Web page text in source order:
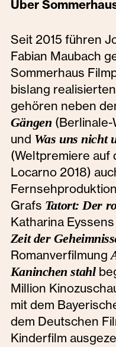
Über
Seit 2015 führen
Fabian Maubach
Sommerhaus
bislang
gehören neben
Gängen
und Was uns nicht
(Weltpremiere auf
Locarno 2018)
Grafs Tatort: Der
Katharina
Zeit der
Romanverfilmung
Kaninchen stahl
Million
mit dem
dem Deutschen
Kinderfilm